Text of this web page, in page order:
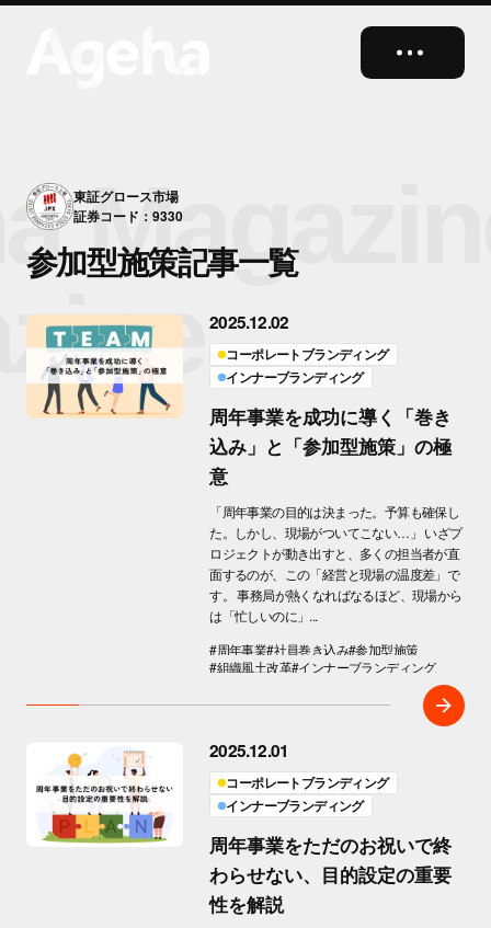
close
東証グロース市場
証券コード：9330
参加型施策記事一覧
2025.12.02
コーポレートブランディング
インナーブランディング
周年事業を成功に導く「巻き
込み」と「参加型施策」の極
意
「周年事業の目的は決まった。予算も確保し
た。しかし、現場がついてこない…」 いざプ
ロジェクトが動き出すと、多くの担当者が直
面するのが、この「経営と現場の温度差」で
す。 事務局が熱くなればなるほど、現場から
は「忙しいのに」...
#周年事業#社員巻き込み#参加型施策
#組織風土改革#インナーブランディング
2025.12.01
コーポレートブランディング
インナーブランディング
周年事業をただのお祝いで終
わらせない、目的設定の重要
性を解説